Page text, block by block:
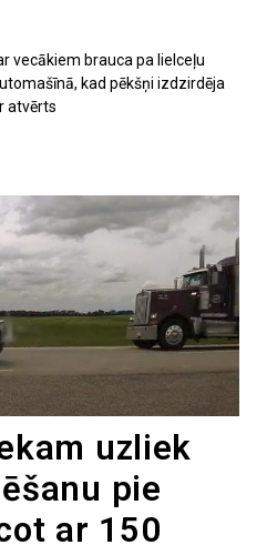
vecākiem brauca pa lielceļu
kad pēkšņi izdzirdēja
atvērts
uzliek
pie
ar 150